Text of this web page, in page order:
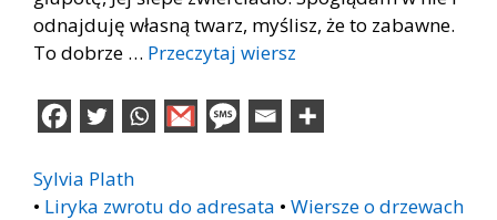
odnajduję własną twarz, myślisz, że to zabawne.
To dobrze … Przeczytaj wiersz
Sylvia Plath
• Liryka zwrotu do adresata • Wiersze o drzewach